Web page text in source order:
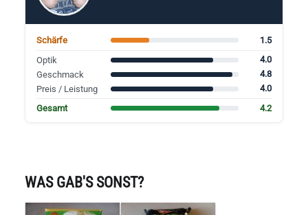
Schärfe
1.5
Optik
4.0
Geschmack
4.8
Preis / Leistung
4.0
Gesamt
4.2
WAS GAB'S SONST?